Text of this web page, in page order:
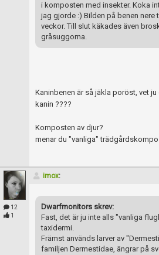
i komposten med insekter. Koka
jag gjorde :) Bilden på benen nere
veckor. Till slut käkades även
gråsuggorna.
Kaninbenen är så jäkla poröst, vet
kanin ????
Komposten av djur?
menar du "vanliga"
12
1
imox:
Dwarfmonitors skrev:
Fast, det är ju inte alls "vanliga
taxidermi.
Främst används larver av
familjen Dermestidae, ängrar på